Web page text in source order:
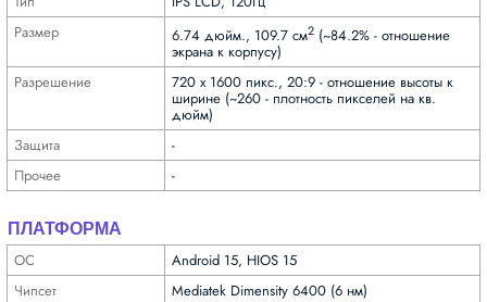
Размер
6.74 дюйм., 109.7 см2 (~84.2% - отношение
экрана к корпусу)
Разре­шение
720 x 1600 пикс., 20:9 - отношение высоты к
ширине (~260 - плотность пикселей на кв.
дюйм)
Защита
-
Прочее
-
ПЛАТФОРМА
ОС
Android 15, HIOS 15
Чипсет
Mediatek Dimensity 6400 (6 нм)